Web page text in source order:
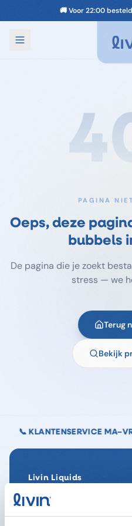
📦 Gratis
PAGINA
Oeps, deze
bubbels
De pagina die je zoekt
stress — we
Terug
Bekijk
MA–VR 09:00–17:00
Livin Liquids
Ons verhaal
Onze Impact